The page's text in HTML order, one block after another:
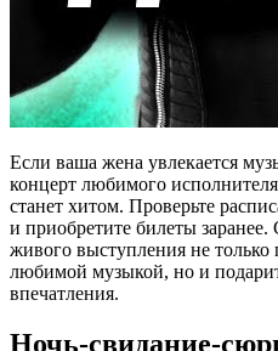
Если ваша жена увлекается
концерт любимого
станет хитом. Проверьте
и приобретите билеты
живого выступления не только
любимой музыкой, но и
впечатления.
Ночь-свидание-